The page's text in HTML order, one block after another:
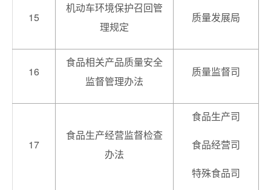
15
机动车环境保护召回管
理规定
质量发展局
16
食品相关产品质量安全
监督管理办法
质量监督司
17
食品生产经营监督检查
办法
食品生产司
食品经营司
特殊食品司